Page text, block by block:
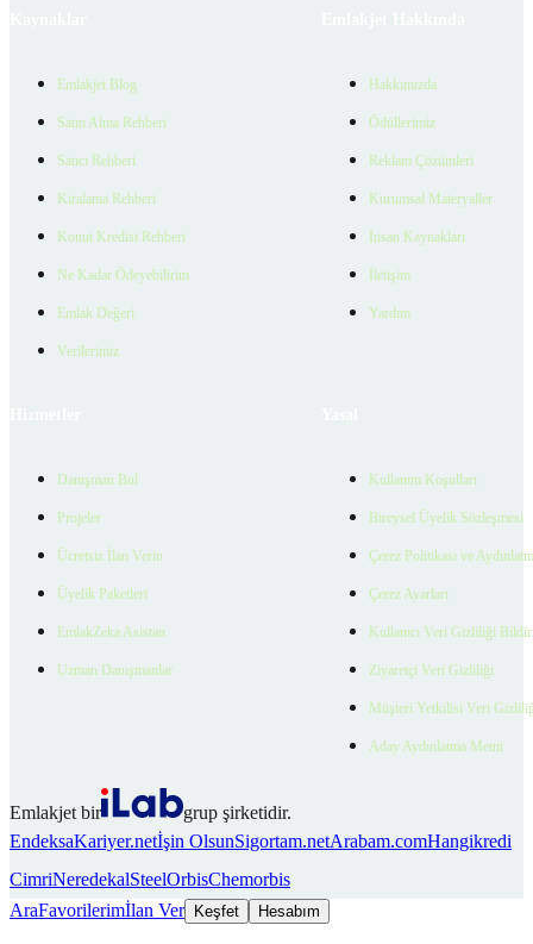
Emlakjet Blog
Satın Alma Rehberi
Satıcı Rehberi
Kiralama Rehberi
Konut Kredisi Rehberi
Ne Kadar Ödeyebilirim
Emlak Değeri
Verilerimiz
Hakkımızda
Ödüllerimiz
Reklam Çözümleri
Kurumsal Materyaller
İnsan Kaynakları
İletişim
Yardım
Danışman Bul
Projeler
Ücretsiz İlan Verin
Üyelik Paketleri
EmlakZeka Asistan
Uzman Danışmanlar
Kullanım Koşulları
Bireysel Üyelik Sözleşmesi
Çerez Politikası ve
Çerez Ayarları
Kullanıcı Veri Gizliliği
Ziyaretçi Veri Gizliliği
Müşteri Yetkilisi Veri
Aday Aydınlatma Metni
Emlakjet bir
grup şirketidir.
EndeksaKariyer.netİşin OlsunSigortam.netArabam.comHangikredi
CimriNeredekalSteelOrbisChemorbis
AraFavorilerimİlan Ver Keşfet Hesabım